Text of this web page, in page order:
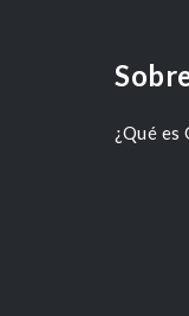
¿Qué es